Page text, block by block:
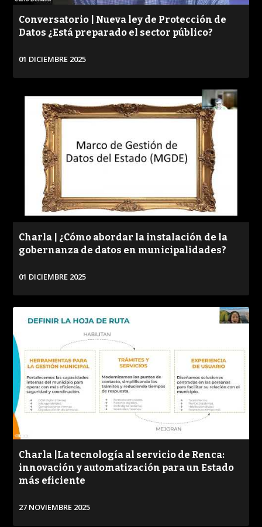
Conversatorio | Nueva ley de Protección de
Datos ¿Está preparado el sector público?
01 DICIEMBRE 2025
Charla | ¿Cómo abordar la instalación de la
gobernanza de datos en municipalidades?
01 DICIEMBRE 2025
VER
Charla |La tecnología al servicio de Renca:
innovación y automatización para un Estado
más eficiente
27 NOVIEMBRE 2025